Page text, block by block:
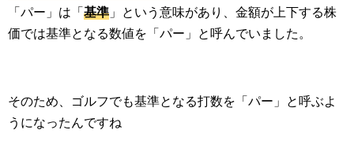
「パー」は「基準 」という意味があり、金額が上下する株
価では基準となる数値を「パー」と呼んでいました。
そのため、ゴルフでも基準となる打数を「パー」と呼ぶよ
うになったんですね